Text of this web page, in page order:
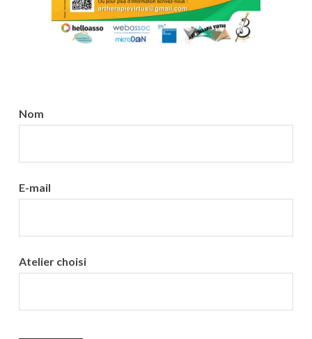
Nom
E-mail
Atelier choisi